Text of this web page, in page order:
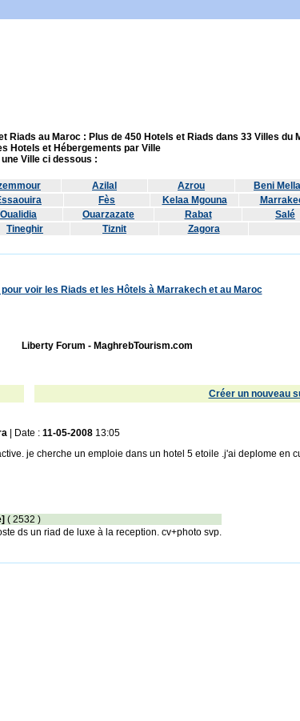
Riads au Maroc : Plus de 450 Hotels et Riads dans 33 Villes du
Hotels et Hébergements par Ville
Ville ci dessous :
Azilal Azrou Beni Mellal
Fès Kelaa Mgouna
Oualidia Ouarzazate Rabat Salé
Tineghir Tiznit Zagora
voir les Riads et les Hôtels à Marrakech et au Maroc
Liberty Forum - MaghrebTourism.com
Créer un nouveau
| Date : 11-05-2008 13:05
je cherche un emploie dans un hotel 5 etoile .j'ai deplome en
( 2532 )
ds un riad de luxe à la reception. cv+photo svp.